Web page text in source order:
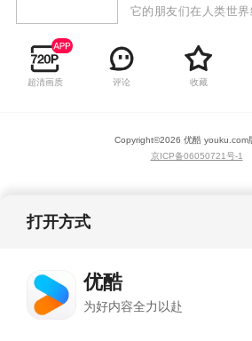
它的朋友们在人类世
超清画质 评论 收藏
Copyright©2026 优酷 youku.com
京ICP备06050721号-1
打开方式
优酷
为好内容全力以赴